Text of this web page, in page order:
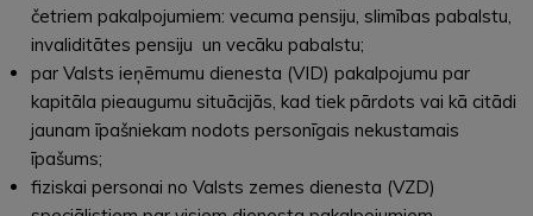
četriem pakalpojumiem: vecuma pensiju, slimības pabalstu,
invaliditātes pensiju un vecāku pabalstu;
par Valsts ieņēmumu dienesta (VID) pakalpojumu par
kapitāla pieaugumu situācijās, kad tiek pārdots vai kā citādi
jaunam īpašniekam nodots personīgais nekustamais
īpašums;
fiziskai personai no Valsts zemes dienesta (VZD)